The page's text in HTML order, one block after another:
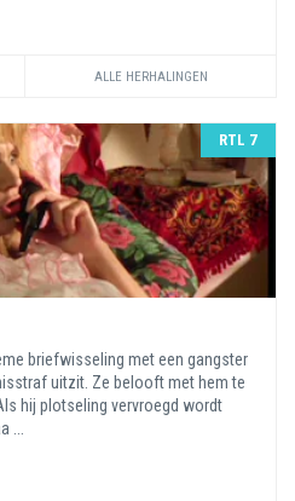
ALLE HERHALINGEN
RTL 7
briefwisseling met een gangster
uitzit. Ze belooft met hem te
hij plotseling vervroegd wordt
...